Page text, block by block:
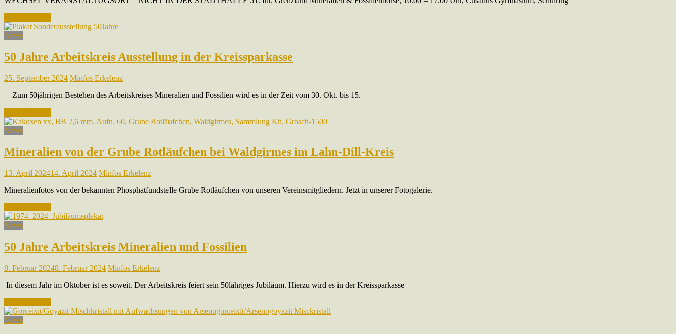
News
50 Jahre Arbeitskreis Ausstellung in der Kreissparkasse
25. September 2024 Minfos Erkelenz
Zum 50jährigen Bestehen des Arbeitskreises Mineralien und Fossilien wird es in der Zeit vom 30. Okt. bis 15.
News
Mineralien von der Grube Rotläufchen bei Waldgirmes im Lahn-Dill-Kreis
13. April 202414. April 2024 Minfos Erkelenz
Mineralienfotos von der bekannten Phosphatfundstelle Grube Rotläufchen von unseren Vereinsmitgliedern. Jetzt in unserer Fotogalerie.
News
50 Jahre Arbeitskreis Mineralien und Fossilien
8. Februar 20248. Februar 2024 Minfos Erkelenz
In diesem Jahr im Oktober ist es soweit. Der Arbeitskreis feiert sein 50lähriges Jubiläum. Hierzu wird es in der Kreissparkasse
News